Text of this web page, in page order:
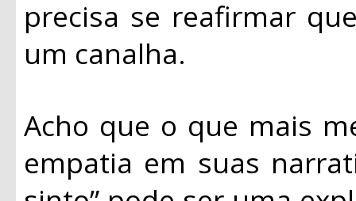
precisa se reafirmar
um canalha.
Acho que o que mais
empatia em suas